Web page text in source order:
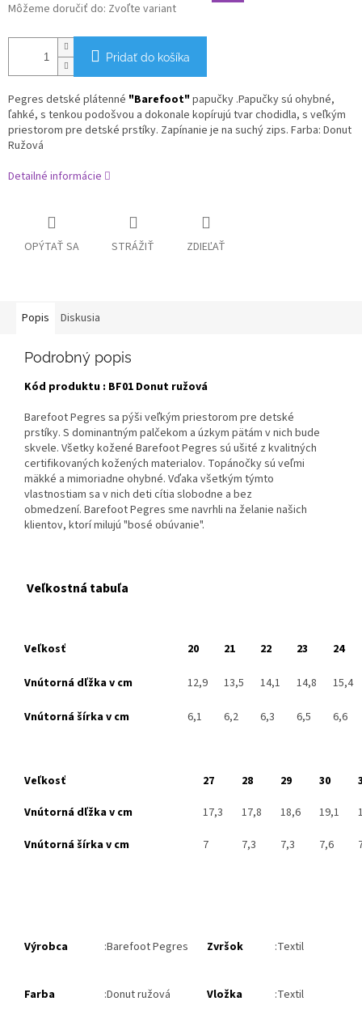
Môžeme doručiť do: Zvoľte variant
Pridať do košíka
Pegres detské plátenné "Barefoot"papučky .Papučky sú ohybné,
ľahké, s tenkou podošvou a dokonale kopírujú tvar chodidla, s veľkým
priestorom pre detské prstíky. Zapínanie je na suchý zips. Farba: Donut
Ružová
Detailné informácie
OPÝTAŤ SA STRÁŽIŤ ZDIEĽAŤ
Popis Diskusia
Podrobný popis
Kód produktu : BF01 Donut ružová
Barefoot Pegres sa pýši veľkým priestorom pre detské
prstíky. S dominantným palčekom a úzkym pätám v nich bude
skvele. Všetky kožené Barefoot Pegres sú ušité z kvalitných
certifikovaných kožených materialov. Topánočky sú veľmi
mäkké a mimoriadne ohybné. Vďaka všetkým týmto
vlastnostiam sa v nich deti cítia slobodne a bez
obmedzení. Barefoot Pegres sme navrhli na želanie našich
klientov, ktorí milujú "bosé obúvanie".
Veľkostná tabuľa
Veľkosť 20 21 22 23 24
Vnútorná dľžka v cm 12,9 13,5 14,1 14,8 15,4
Vnútorná šírka v cm 6,1 6,2 6,3 6,5 6,6
Veľkosť 27 28 29 30
Vnútorná dľžka v cm
17,3 17,8 18,6 19,1
Vnútorná šírka v cm
7 7,3 7,3 7,6
Výrobca :Barefoot Pegres Zvršok :Textil
Farba :Donut ružová Vložka :Textil